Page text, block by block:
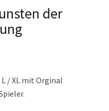
der
/ XL mit Orginal